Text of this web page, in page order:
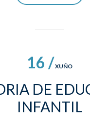
16 /XUÑO
DE
INFANTIL